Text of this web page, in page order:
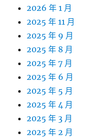
2026 年 1 月
2025 年 11 月
2025 年 9 月
2025 年 8 月
2025 年 7 月
2025 年 6 月
2025 年 5 月
2025 年 4 月
2025 年 3 月
2025 年 2 月